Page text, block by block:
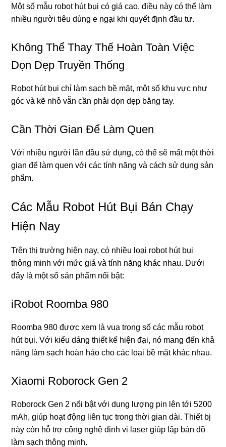
Một số mẫu robot hút bụi có giá cao, điều này có thể làm
nhiều người tiêu dùng e ngại khi quyết định đầu tư.
Không Thể Thay Thế Hoàn Toàn Việc
Dọn Dẹp Truyền Thống
Robot hút bụi chỉ làm sạch bề mặt, một số khu vực như
góc và kẽ nhỏ vẫn cần phải dọn dẹp bằng tay.
Cần Thời Gian Để Làm Quen
Với nhiều người lần đầu sử dụng, có thể sẽ mất một thời
gian để làm quen với các tính năng và cách sử dụng sản
phẩm.
Các Mẫu Robot Hút Bụi Bán Chạy
Hiện Nay
Trên thị trường hiện nay, có nhiều loại robot hút bụi
thông minh với mức giá và tính năng khác nhau. Dưới
đây là một số sản phẩm nổi bật:
iRobot Roomba 980
Roomba 980 được xem là vua trong số các mẫu robot
hút bụi. Với kiểu dáng thiết kế hiện đại, nó mang đến khả
năng làm sạch hoàn hảo cho các loại bề mặt khác nhau.
Xiaomi Roborock Gen 2
Roborock Gen 2 nổi bật với dung lượng pin lên tới 5200
mAh, giúp hoạt động liên tục trong thời gian dài. Thiết bị
này còn hỗ trợ công nghệ định vị laser giúp lập bản đồ
làm sạch thông minh.